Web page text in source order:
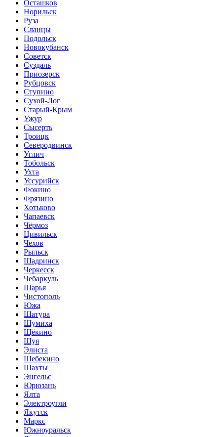
Осташков
Норильск
Руза
Сланцы
Подольск
Новокубанск
Советск
Суздаль
Приозерск
Рубцовск
Ступино
Сухой-Лог
Старый-Крым
Ужур
Сысерть
Троицк
Северодвинск
Углич
Тобольск
Ухта
Уссурийск
Фокино
Фрязино
Хотьково
Чапаевск
Чёрмоз
Цивильск
Чехов
Рыльск
Шадринск
Черкесск
Чебаркуль
Шарья
Чистополь
Южа
Шатура
Шумиха
Щёкино
Шуя
Элиста
Шебекино
Шахты
Энгельс
Юрюзань
Ялта
Электроугли
Якутск
Маркс
Южноуральск